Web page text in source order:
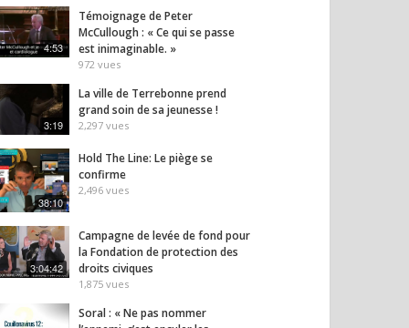
4:53
Témoignage de Peter
McCullough : « Ce qui se passe
est inimaginable. »
972 vues
3:19
La ville de Terrebonne prend
grand soin de sa jeunesse !
2,297 vues
38:10
Hold The Line: Le piège se
confirme
2,496 vues
3:04:42
Campagne de levée de fond pour
la Fondation de protection des
droits civiques
1,875 vues
Soral : « Ne pas nommer